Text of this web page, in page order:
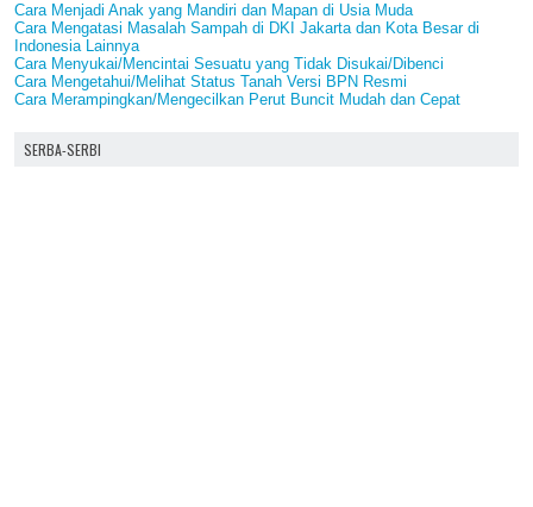
Cara Menjadi Anak yang Mandiri dan Mapan di Usia Muda
Cara Mengatasi Masalah Sampah di DKI Jakarta dan Kota Besar di
Indonesia Lainnya
Cara Menyukai/Mencintai Sesuatu yang Tidak Disukai/Dibenci
Cara Mengetahui/Melihat Status Tanah Versi BPN Resmi
Cara Merampingkan/Mengecilkan Perut Buncit Mudah dan Cepat
SERBA-SERBI